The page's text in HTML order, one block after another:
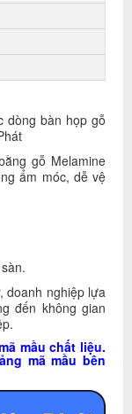
dòng bàn họp gỗ
gỗ Melamine
ẩm móc, dễ vệ
doanh nghiệp lựa
đến không gian
mầu chất liệu.
mã mầu bên